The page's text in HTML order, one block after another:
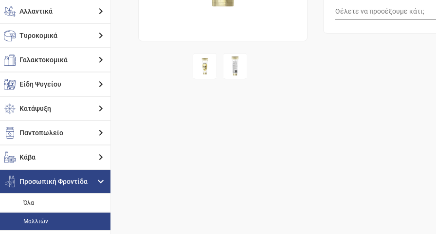
Αλλαντικά
Τυροκομικά
Γαλακτοκομικά
Είδη Ψυγείου
Κατάψυξη
Παντοπωλείο
Κάβα
Προσωπική Φροντίδα
Όλα
Μαλλιών